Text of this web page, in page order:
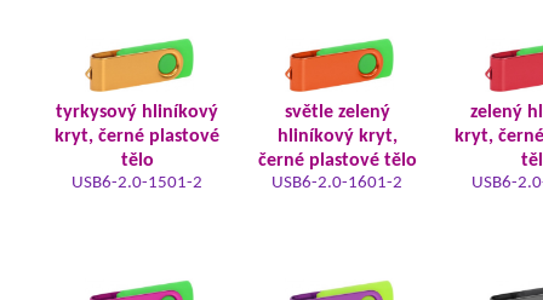
tyrkysový hliníkový
kryt, černé plastové
tělo
USB6-2.0-1501-2
světle zelený
hliníkový kryt,
černé plastové tělo
USB6-2.0-1601-2
zelený
kryt,
USB6-